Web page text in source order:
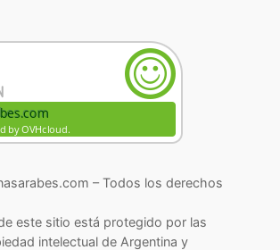
– Todos los derechos
este sitio está protegido por las
intelectual de Argentina y